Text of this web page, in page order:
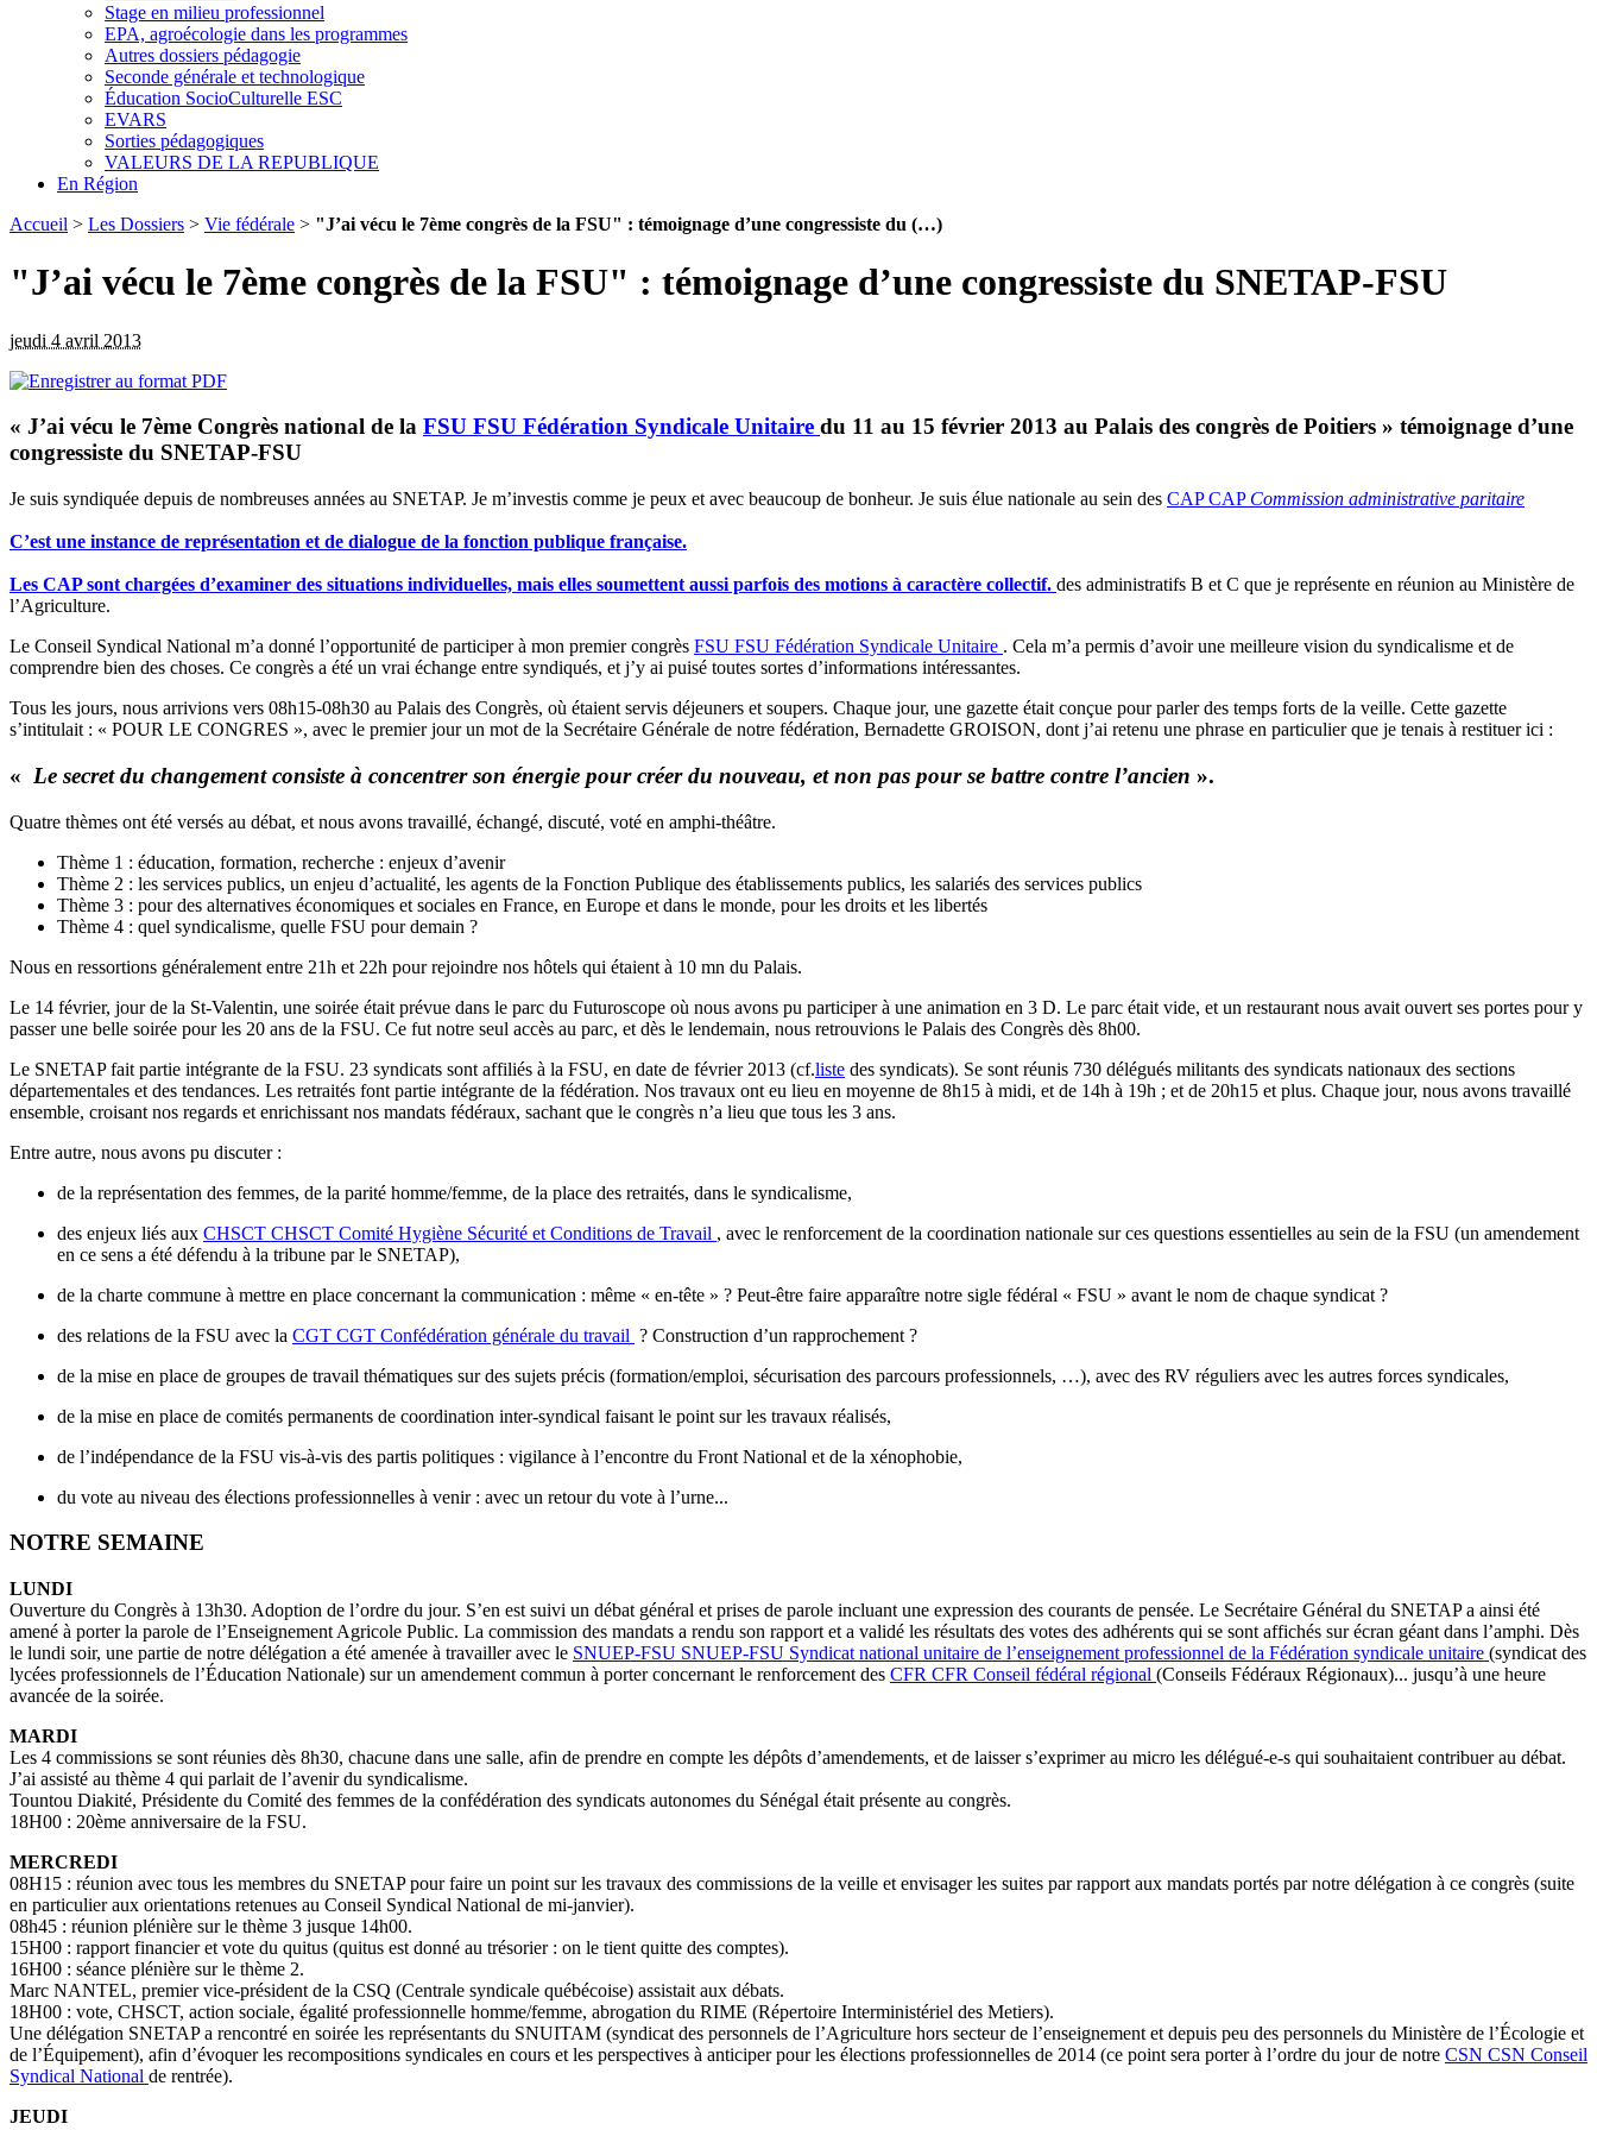
Stage en milieu professionnel
EPA, agroécologie dans les programmes
Autres dossiers pédagogie
Seconde générale et technologique
Éducation SocioCulturelle ESC
EVARS
Sorties pédagogiques
VALEURS DE LA REPUBLIQUE
En Région
Accueil > Les Dossiers > Vie fédérale > "J’ai vécu le 7ème congrès de la FSU" : témoignage d’une congressiste du (…)
"J’ai vécu le 7ème congrès de la FSU" : témoignage d’une congressiste du SNETAP-FSU
jeudi 4 avril 2013
« J’ai vécu le 7ème Congrès national de la FSU FSU Fédération Syndicale Unitaire du 11 au 15 février 2013 au Palais des congrès de Poitiers » témoignage d’une
congressiste du SNETAP-FSU
Je suis syndiquée depuis de nombreuses années au SNETAP. Je m’investis comme je peux et avec beaucoup de bonheur. Je suis élue nationale au sein des CAP CAP Commission administrative paritaire
C’est une instance de représentation et de dialogue de la fonction publique française.
Les CAP sont chargées d’examiner des situations individuelles, mais elles soumettent aussi parfois des motions à caractère collectif. des administratifs B et C que je représente en réunion au Ministère de
l’Agriculture.
Le Conseil Syndical National m’a donné l’opportunité de participer à mon premier congrès FSU FSU Fédération Syndicale Unitaire . Cela m’a permis d’avoir une meilleure vision du syndicalisme et de
comprendre bien des choses. Ce congrès a été un vrai échange entre syndiqués, et j’y ai puisé toutes sortes d’informations intéressantes.
Tous les jours, nous arrivions vers 08h15-08h30 au Palais des Congrès, où étaient servis déjeuners et soupers. Chaque jour, une gazette était conçue pour parler des temps forts de la veille. Cette gazette
s’intitulait : « POUR LE CONGRES », avec le premier jour un mot de la Secrétaire Générale de notre fédération, Bernadette GROISON, dont j’ai retenu une phrase en particulier que je tenais à restituer ici :
« Le secret du changement consiste à concentrer son énergie pour créer du nouveau, et non pas pour se battre contre l’ancien ».
Quatre thèmes ont été versés au débat, et nous avons travaillé, échangé, discuté, voté en amphi-théâtre.
Thème 1 : éducation, formation, recherche : enjeux d’avenir
Thème 2 : les services publics, un enjeu d’actualité, les agents de la Fonction Publique des établissements publics, les salariés des services publics
Thème 3 : pour des alternatives économiques et sociales en France, en Europe et dans le monde, pour les droits et les libertés
Thème 4 : quel syndicalisme, quelle FSU pour demain ?
Nous en ressortions généralement entre 21h et 22h pour rejoindre nos hôtels qui étaient à 10 mn du Palais.
Le 14 février, jour de la St-Valentin, une soirée était prévue dans le parc du Futuroscope où nous avons pu participer à une animation en 3 D. Le parc était vide, et un restaurant nous avait ouvert ses portes pour y
passer une belle soirée pour les 20 ans de la FSU. Ce fut notre seul accès au parc, et dès le lendemain, nous retrouvions le Palais des Congrès dès 8h00.
Le SNETAP fait partie intégrante de la FSU. 23 syndicats sont affiliés à la FSU, en date de février 2013 (cf.liste des syndicats). Se sont réunis 730 délégués militants des syndicats nationaux des sections
départementales et des tendances. Les retraités font partie intégrante de la fédération. Nos travaux ont eu lieu en moyenne de 8h15 à midi, et de 14h à 19h ; et de 20h15 et plus. Chaque jour, nous avons travaillé
ensemble, croisant nos regards et enrichissant nos mandats fédéraux, sachant que le congrès n’a lieu que tous les 3 ans.
Entre autre, nous avons pu discuter :
de la représentation des femmes, de la parité homme/femme, de la place des retraités, dans le syndicalisme,
des enjeux liés aux CHSCT CHSCT Comité Hygiène Sécurité et Conditions de Travail , avec le renforcement de la coordination nationale sur ces questions essentielles au sein de la FSU (un amendement
en ce sens a été défendu à la tribune par le SNETAP),
de la charte commune à mettre en place concernant la communication : même « en-tête » ? Peut-être faire apparaître notre sigle fédéral « FSU » avant le nom de chaque syndicat ?
des relations de la FSU avec la CGT CGT Confédération générale du travail ? Construction d’un rapprochement ?
de la mise en place de groupes de travail thématiques sur des sujets précis (formation/emploi, sécurisation des parcours professionnels, …), avec des RV réguliers avec les autres forces syndicales,
de la mise en place de comités permanents de coordination inter-syndical faisant le point sur les travaux réalisés,
de l’indépendance de la FSU vis-à-vis des partis politiques : vigilance à l’encontre du Front National et de la xénophobie,
du vote au niveau des élections professionnelles à venir : avec un retour du vote à l’urne...
NOTRE SEMAINE
LUNDI
Ouverture du Congrès à 13h30. Adoption de l’ordre du jour. S’en est suivi un débat général et prises de parole incluant une expression des courants de pensée. Le Secrétaire Général du SNETAP a ainsi été
amené à porter la parole de l’Enseignement Agricole Public. La commission des mandats a rendu son rapport et a validé les résultats des votes des adhérents qui se sont affichés sur écran géant dans l’amphi. Dès
le lundi soir, une partie de notre délégation a été amenée à travailler avec le SNUEP-FSU SNUEP-FSU Syndicat national unitaire de l’enseignement professionnel de la Fédération syndicale unitaire (syndicat des
lycées professionnels de l’Éducation Nationale) sur un amendement commun à porter concernant le renforcement des CFR CFR Conseil fédéral régional (Conseils Fédéraux Régionaux)... jusqu’à une heure
avancée de la soirée.
MARDI
Les 4 commissions se sont réunies dès 8h30, chacune dans une salle, afin de prendre en compte les dépôts d’amendements, et de laisser s’exprimer au micro les délégué-e-s qui souhaitaient contribuer au débat.
J’ai assisté au thème 4 qui parlait de l’avenir du syndicalisme.
Tountou Diakité, Présidente du Comité des femmes de la confédération des syndicats autonomes du Sénégal était présente au congrès.
18H00 : 20ème anniversaire de la FSU.
MERCREDI
08H15 : réunion avec tous les membres du SNETAP pour faire un point sur les travaux des commissions de la veille et envisager les suites par rapport aux mandats portés par notre délégation à ce congrès (suite
en particulier aux orientations retenues au Conseil Syndical National de mi-janvier).
08h45 : réunion plénière sur le thème 3 jusque 14h00.
15H00 : rapport financier et vote du quitus (quitus est donné au trésorier : on le tient quitte des comptes).
16H00 : séance plénière sur le thème 2.
Marc NANTEL, premier vice-président de la CSQ (Centrale syndicale québécoise) assistait aux débats.
18H00 : vote, CHSCT, action sociale, égalité professionnelle homme/femme, abrogation du RIME (Répertoire Interministériel des Metiers).
Une délégation SNETAP a rencontré en soirée les représentants du SNUITAM (syndicat des personnels de l’Agriculture hors secteur de l’enseignement et depuis peu des personnels du Ministère de l’Écologie et
de l’Équipement), afin d’évoquer les recompositions syndicales en cours et les perspectives à anticiper pour les élections professionnelles de 2014 (ce point sera porter à l’ordre du jour de notre CSN CSN Conseil
Syndical National de rentrée).
JEUDI